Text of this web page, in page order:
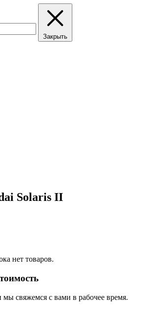
Закрыть
Solaris II
нет товаров.
мы свяжемся с вами в рабочее время.